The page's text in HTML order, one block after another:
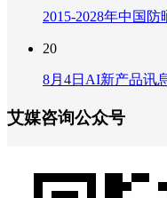
2015-2028年中国
20
8月4日AI新产品讯
艾媒咨询公众号